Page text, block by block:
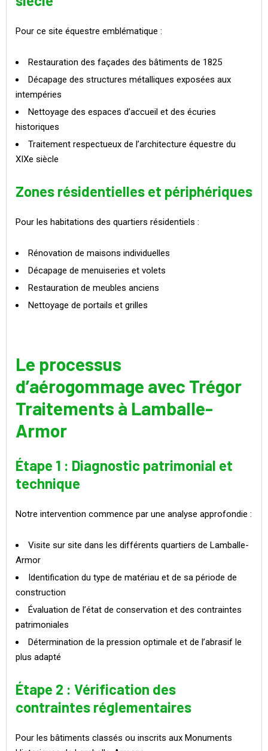
Pour ce site équestre emblématique :
Restauration des façades des bâtiments de 1825
Décapage des structures métalliques exposées aux
intempéries
Nettoyage des espaces d’accueil et des écuries
historiques
Traitement respectueux de l’architecture équestre du
XIXe siècle
Zones résidentielles et périphériques
Pour les habitations des quartiers résidentiels :
Rénovation de maisons individuelles
Décapage de menuiseries et volets
Restauration de meubles anciens
Nettoyage de portails et grilles
Le processus
d’aérogommage avec Trégor
Traitements à Lamballe-
Armor
Étape 1 : Diagnostic patrimonial et
technique
Notre intervention commence par une analyse approfondie :
Visite sur site dans les différents quartiers de Lamballe-
Armor
Identification du type de matériau et de sa période de
construction
Évaluation de l’état de conservation et des contraintes
patrimoniales
Détermination de la pression optimale et de l’abrasif le
plus adapté
Étape 2 : Vérification des
contraintes réglementaires
Pour les bâtiments classés ou inscrits aux Monuments